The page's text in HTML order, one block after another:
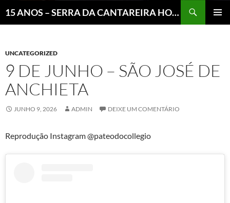
15 ANOS – SERRA DA CANTAREIRA HOJE E COTIDIANO DO BRASIL E DO MUNDO
UNCATEGORIZED
9 DE JUNHO – SÃO JOSÉ DE
ANCHIETA
JUNHO 9, 2026 ADMIN DEIXE UM COMENTÁRIO
Reprodução Instagram @pateodocollegio